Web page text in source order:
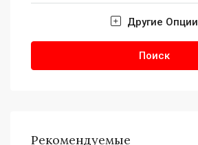
Другие Опции
Поиск
Рекомендуемые